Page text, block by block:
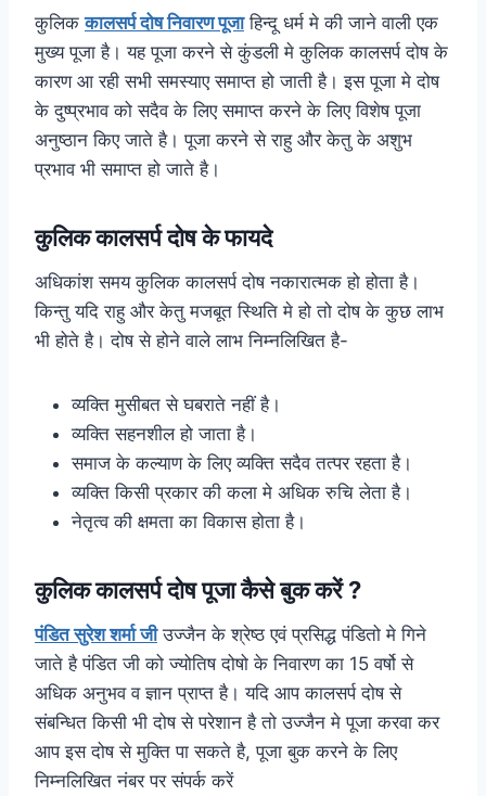
कुलिककालसर्प दोष निवारण पूजाहिन्दू धर्म मे की जाने वाली एक
मुख्य पूजा है। यह पूजा करने से कुंडली मे कुलिक कालसर्प दोष के
कारण आ रही सभी समस्याए समाप्त हो जाती है। इस पूजा मे दोष
के दुष्प्रभाव को सदैव के लिए समाप्त करने के लिए विशेष पूजा
अनुष्ठान किए जाते है। पूजा करने से राहु और केतु के अशुभ
प्रभाव भी समाप्त हो जाते है।
कुलिक कालसर्प दोष के फायदे
अधिकांश समय कुलिक कालसर्प दोष नकारात्मक हो होता है।
किन्तु यदि राहु और केतु मजबूत स्थिति मे हो तो दोष के कुछ लाभ
भी होते है। दोष से होने वाले लाभ निम्नलिखित है-
व्यक्ति मुसीबत से घबराते नहीं है।
व्यक्ति सहनशील हो जाता है।
समाज के कल्याण के लिए व्यक्ति सदैव तत्पर रहता है।
व्यक्ति किसी प्रकार की कला मे अधिक रुचि लेता है।
नेतृत्व की क्षमता का विकास होता है।
कुलिक कालसर्प दोष पूजा कैसे बुक करें ?
पंडित सुरेश शर्मा जीउज्जैन के श्रेष्ठ एवं प्रसिद्ध पंडितो मे गिने
जाते है पंडित जी को ज्योतिष दोषो के निवारण का 15 वर्षो से
अधिक अनुभव व ज्ञान प्राप्त है। यदि आप कालसर्प दोष से
संबन्धित किसी भी दोष से परेशान है तो उज्जैन मे पूजा करवा कर
आप इस दोष से मुक्ति पा सकते है, पूजा बुक करने के लिए
निम्नलिखित नंबर पर संपर्क करें